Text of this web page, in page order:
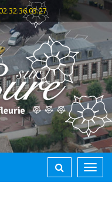
02.32.36.03.27